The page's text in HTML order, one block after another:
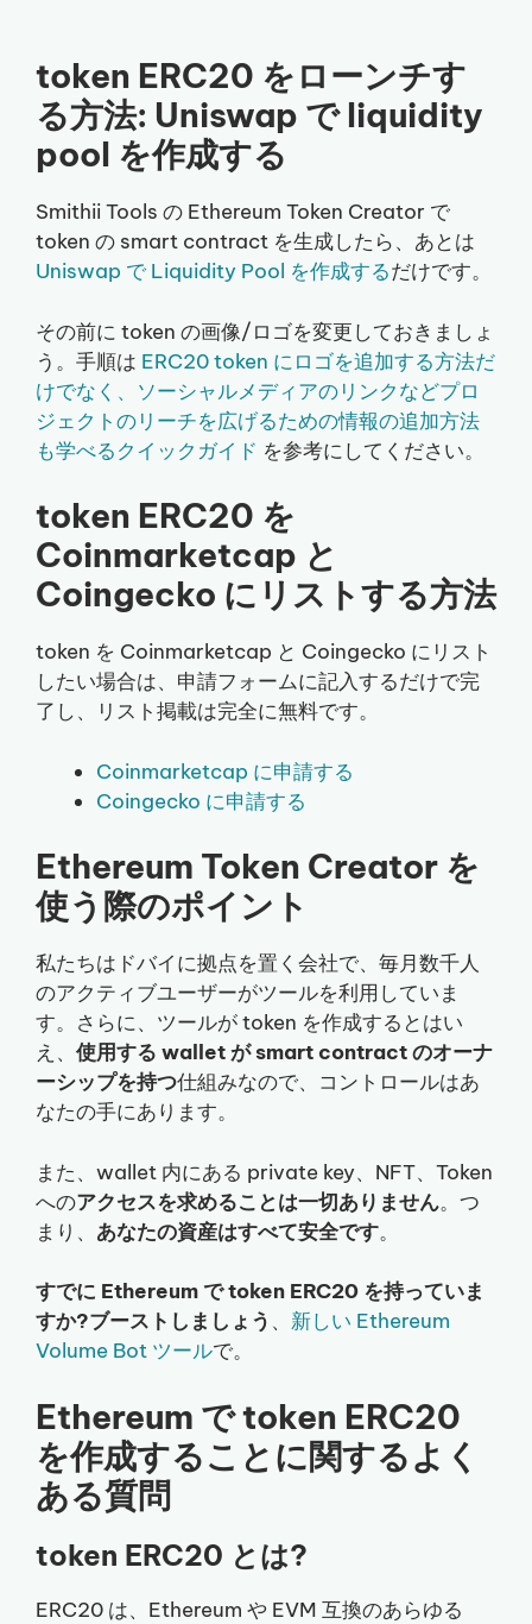
token ERC20 をローンチす
る方法: Uniswap で liquidity
pool を作成する
Smithii Tools の Ethereum Token Creator で
token の smart contract を生成したら、あとは
Uniswap で Liquidity Pool を作成するだけです。
その前に token の画像/ロゴを変更しておきましょ
う。手順は ERC20 token にロゴを追加する方法だ
けでなく、ソーシャルメディアのリンクなどプロ
ジェクトのリーチを広げるための情報の追加方法
も学べるクイックガイド を参考にしてください。
token ERC20 を
Coinmarketcap と
Coingecko にリストする方法
token を Coinmarketcap と Coingecko にリスト
したい場合は、申請フォームに記入するだけで完
了し、リスト掲載は完全に無料です。
Coinmarketcap に申請する
Coingecko に申請する
Ethereum Token Creator を
使う際のポイント
私たちはドバイに拠点を置く会社で、毎月数千人
のアクティブユーザーがツールを利用していま
す。さらに、ツールが token を作成するとはい
え、 使用する wallet が smart contract のオーナ
ーシップを持つ仕組みなので、コントロールはあ
なたの手にあります。
また、wallet 内にある private key、NFT、Token
へのアクセスを求めることは一切ありません。つ
まり、 あなたの資産はすべて安全です。
すでに Ethereum で token ERC20 を持っていま
すか?ブーストしましょう 、 新しい Ethereum
Volume Bot ツールで。
Ethereum で token ERC20
を作成することに関するよく
ある質問
token ERC20 とは?
ERC20 は、Ethereum や EVM 互換のあらゆる